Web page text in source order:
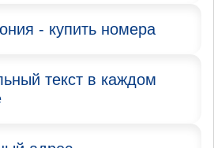
Google запрещают
сайта в
тем, кто
находится в
систему
- купить номера
в городе при
его в
из Яндекс.
текст в каждом
сделать